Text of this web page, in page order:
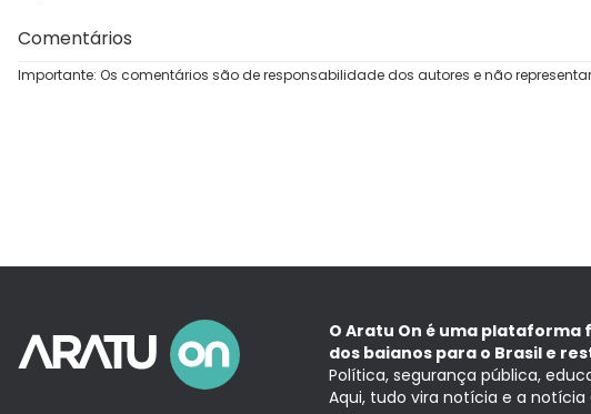
Comentários
Importante: Os comentários são de responsabilidade dos autores e não
O Aratu On é uma
dos baianos para o Brasil e
Política, segurança pública,
Aqui, tudo vira notícia e a